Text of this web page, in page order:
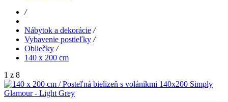
/
Nábytok a dekorácie /
Vybavenie postieľky /
Obliečky /
140 x 200 cm
1 z 8